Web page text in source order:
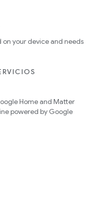
your device and needs
Home and Matter
powered by Google